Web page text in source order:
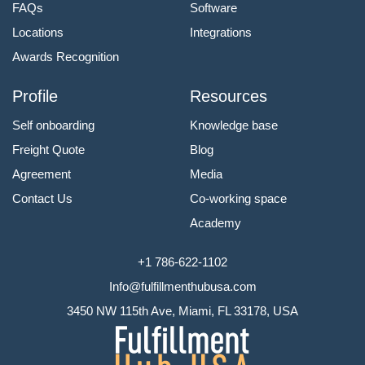
FAQs
Locations
Awards Recognition
Software
Integrations
Profile
Self onboarding
Freight Quote
Agreement
Contact Us
Resources
Knowledge base
Blog
Media
Co-working space
Academy
+1 786-622-1102
Info@fulfillmenthubusa.com
3450 NW 115th Ave, Miami, FL 33178, USA